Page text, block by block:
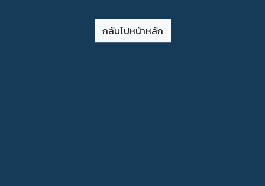
กลับไปหน้าหลัก